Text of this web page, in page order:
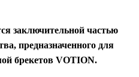
заключительной частью
предназначенного для
брекетов VOTION.